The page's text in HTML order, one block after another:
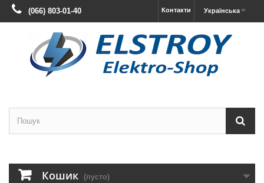
Українська
Контакти
(066) 803-01-40
Кошик (пусто)